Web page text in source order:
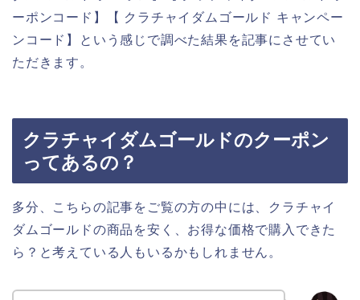
ーポンコード】【 クラチャイダムゴールド キャンペー
ンコード】という感じで調べた結果を記事にさせてい
ただきます。
クラチャイダムゴールドのクーポン
ってあるの？
多分、こちらの記事をご覧の方の中には、クラチャイ
ダムゴールドの商品を安く、お得な価格で購入できた
ら？と考えている人もいるかもしれません。